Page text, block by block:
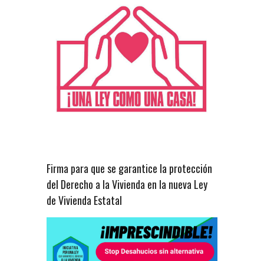
Firma para que se garantice la protección
del Derecho a la Vivienda en la nueva Ley
de Vivienda Estatal